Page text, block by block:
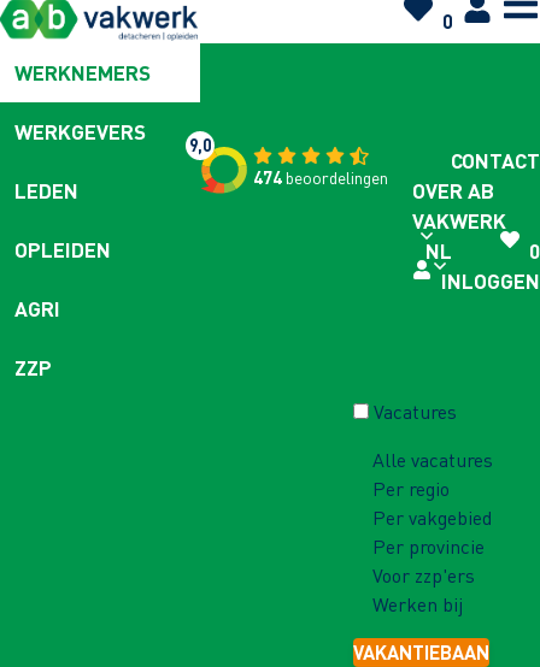
0
WERKNEMERS
WERKGEVERS
LEDEN
OPLEIDEN
AGRI
ZZP
9,0
474beoordelingen
CONTACT
OVER AB
VAKWERK
NL
0
INLOGGEN
Vacatures
Alle vacatures
Per regio
Per vakgebied
Per provincie
Voor zzp'ers
Werken bij
VAKANTIEBAAN